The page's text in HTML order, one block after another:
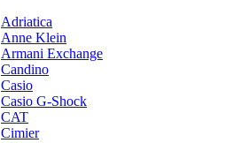
Adriatica
Anne Klein
Armani Exchange
Candino
Casio
Casio G-Shock
CAT
Cimier